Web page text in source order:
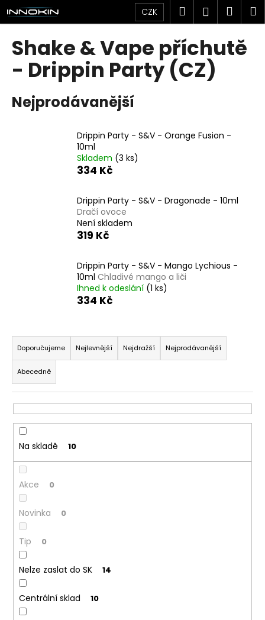
Přejít
na
obsah
CZK Hledat
Shake & Vape příchutě
- Drippin Party (CZ)
Nejprodávanější
Drippin Party - S&V - Orange Fusion -
10ml
Skladem (3 ks)
334 Kč
Drippin Party - S&V - Dragonade - 10ml
Dračí ovoce
Není skladem
319 Kč
Drippin Party - S&V - Mango Lychious -
10ml Chladivé mango a liči
Ihned k odeslání (1 ks)
334 Kč
Ř
a
z
e
n
í
p
o
d
u
k
ů
Doporučujeme Nejlevnější Nejdražší Nejprodávanější
Abecedně
Na skladě 10
Akce 0
Novinka 0
Tip 0
Nelze zaslat do SK 14
Centrální sklad 10
K
o
C
p
o
?
HLEDAT
D
o
o
u
m